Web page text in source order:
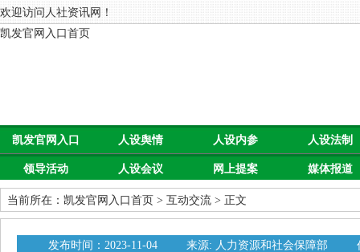
欢迎访问人社资讯网！
凯发官网入口首页
凯发官网入口
首页
人设舆情 人设内参 人设法制
领导活动 人设会议 网上提案 媒体报道
当前所在： 凯发官网入口首页 > 互动交流 > 正文
发布时间：2023-11-04 来源: 人力资源和社会保障部